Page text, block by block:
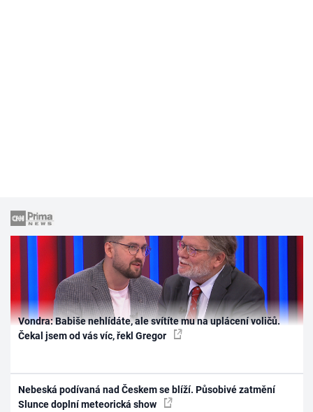
Vondra: Babiše nehlídáte, ale svítíte mu na uplácení voličů.
Čekal jsem od vás víc, řekl Gregor
Nebeská podívaná nad Českem se blíží. Působivé zatmění
Slunce doplní meteorická show